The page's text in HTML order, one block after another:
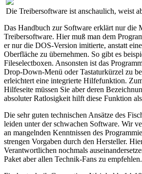
Die Treibersoftware ist anschaulich, weist
Das Handbuch zur Software erklärt nur die
Treibersoftware. Hier muß man dem
er nur die DOS-Version imitierte, anstatt
Oberfläche zu übernehmen. So gibt es
Fileselectboxen. Ansonsten ist das
Drop-Down-Menü oder Tastaturkürzel zu
erleichtert eine integrierte Hilfefunktion.
Hilfeseite müssen Sie aber deren
absoluter Ratlosigkeit hilft diese Funktion
Die sehr guten technischen Ansätze des
leiden unter der schwachen Software. Wir
an mangelnden Kenntnissen des
strengen Vorgaben durch den Hersteller.
Verantwortlichen nochmals
Paket aber allen Technik-Fans zu